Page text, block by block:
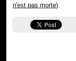
n'est pas morte).